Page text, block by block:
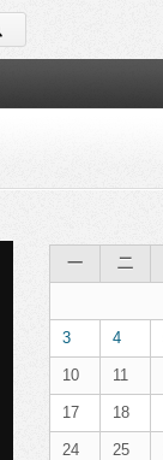
一 二
3 4
10 11
17 18
24 25